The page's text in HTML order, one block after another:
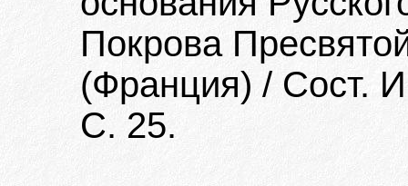
Покрова
(Франция) / Сост.
С. 25.